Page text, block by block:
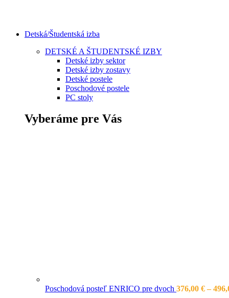
Detská/Študentská izba
DETSKÉ A ŠTUDENTSKÉ IZBY
Detské izby sektor
Detské izby zostavy
Detské postele
Poschodové postele
PC stoly
Vyberáme pre Vás
Poschodová posteľ ENRICO pre dvoch 376,00 € –